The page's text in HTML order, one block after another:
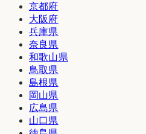
京都府
大阪府
兵庫県
奈良県
和歌山県
鳥取県
島根県
岡山県
広島県
山口県